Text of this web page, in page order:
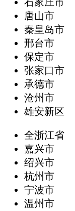
唐山市
秦皇岛市
邢台市
保定市
张家口市
承德市
沧州市
雄安新区
全浙江省
嘉兴市
绍兴市
杭州市
宁波市
温州市